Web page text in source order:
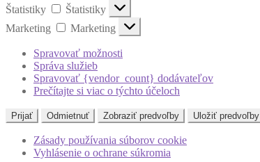
Štatistiky
Štatistiky
Marketing
Marketing
Spravovať možnosti
Správa služieb
Spravovať {vendor_count} dodávateľov
Prečítajte si viac o týchto účeloch
Prijať Odmietnuť Zobraziť predvoľby Uložiť predvoľby
Zásady používania súborov cookie
Vyhlásenie o ochrane súkromia